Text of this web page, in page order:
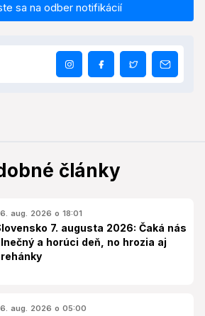
sa na odber notifikácií
články
aug. 2026 o 18:01
7. augusta 2026: Čaká nás
a horúci deň, no hrozia aj
aug. 2026 o 05:00